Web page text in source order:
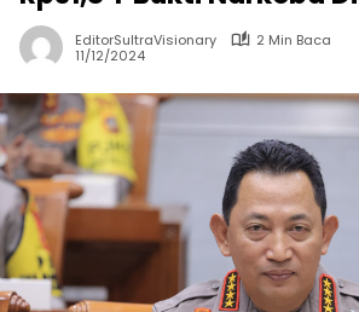
EditorSultraVisionary
2 Min Baca
11/12/2024